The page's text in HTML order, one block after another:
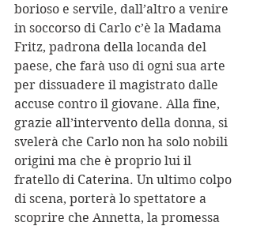
borioso e servile, dall’altro a venire
in soccorso di Carlo c’è la Madama
Fritz, padrona della locanda del
paese, che farà uso di ogni sua arte
per dissuadere il magistrato dalle
accuse contro il giovane. Alla fine,
grazie all’intervento della donna, si
svelerà che Carlo non ha solo nobili
origini ma che è proprio lui il
fratello di Caterina. Un ultimo colpo
di scena, porterà lo spettatore a
scoprire che Annetta, la promessa